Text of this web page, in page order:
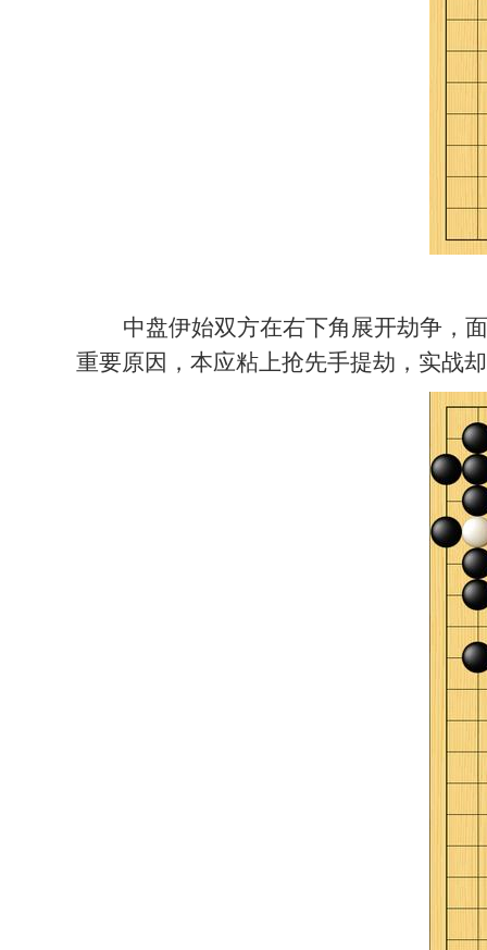
中盘伊始双方在右下角展开劫争，
重要原因，本应粘上抢先手提劫，实战